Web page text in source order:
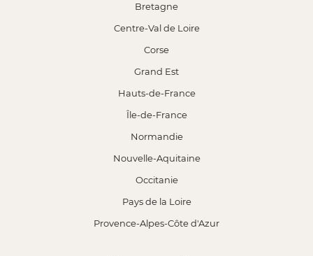
Bretagne
Centre-Val de Loire
Corse
Grand Est
Hauts-de-France
Île-de-France
Normandie
Nouvelle-Aquitaine
Occitanie
Pays de la Loire
Provence-Alpes-Côte d'Azur